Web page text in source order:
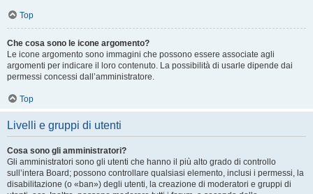
Top
Che cosa sono le icone argomento?
Le icone argomento sono immagini che possono essere associate agli
argomenti per indicare il loro contenuto. La possibilità di usarle dipende dai
permessi concessi dall’amministratore.
Top
Livelli e gruppi di utenti
Cosa sono gli amministratori?
Gli amministratori sono gli utenti che hanno il più alto grado di controllo
sull’intera Board; possono controllare qualsiasi elemento, inclusi i permessi, la
disabilitazione (o «ban») degli utenti, la creazione di moderatori e gruppi di